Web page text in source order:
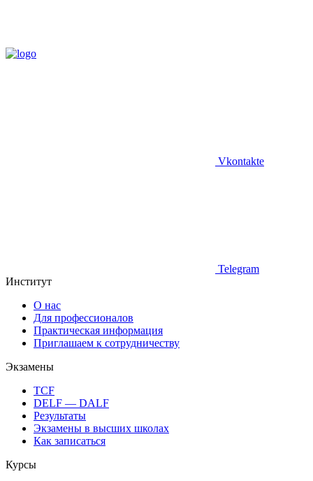
Vkontakte
Telegram
Институт
О нас
Для профессионалов
Практическая информация
Приглашаем к сотрудничеству
Экзамены
TCF
DELF — DALF
Результаты
Экзамены в высших школах
Как записаться
Курсы